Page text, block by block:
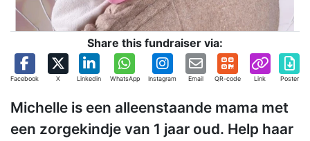
Share this fundraiser via:
Facebook X Linkedin WhatsApp Instagram Email QR-code Link Poster
Michelle is een alleenstaande mama met
een zorgekindje van 1 jaar oud. Help haar